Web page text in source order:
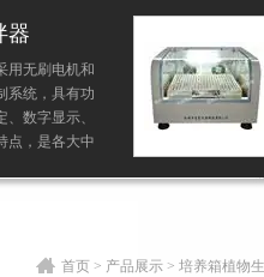
电机、液晶显
振荡器是一种
箱和振荡器相
使用大尺寸的
微生物、遗
学等...
首页 > 产品展示 > 培养箱植物